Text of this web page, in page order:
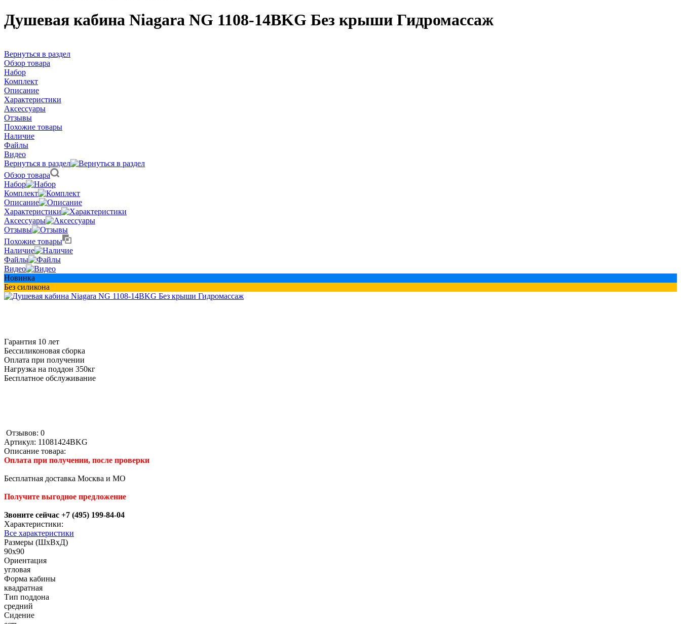
Душевая кабина Niagara NG 1108-14BKG Без крыши Гидромассаж
Вернуться в раздел
Обзор товара
Набор
Комплект
Описание
Характеристики
Аксессуары
Отзывы
Похожие товары
Наличие
Файлы
Видео
Вернуться в раздел
Обзор товара
Набор
Комплект
Описание
Характеристики
Аксессуары
Отзывы
Похожие товары
Наличие
Файлы
Видео
Новинка
Без силикона
Гарантия 10 лет
Бессиликоновая сборка
Оплата при получении
Нагрузка на поддон 350кг
Бесплатное обслуживание
Отзывов: 0
Артикул: 11081424BKG
Описание товара:
Оплата при получении, после проверки
Бесплатная доставка Москва и МО
Получите выгодное предложение
Звоните сейчас +7 (495) 199-84-04
Характеристики:
Все характеристики
Размеры (ШхВхД)
90x90
Ориентация
угловая
Форма кабины
квадратная
Тип поддона
средний
Сидение